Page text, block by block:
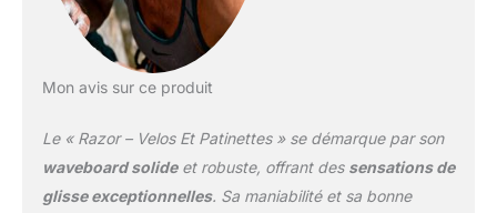
besoin de descendre et
planche à deux roues est
équipée de roues en
uréthane avec des
Mon avis sur ce produit
Le « Razor – Velos Et Patinettes » se démarque par son
waveboard solideet robuste, offrant des sensations de
glisse exceptionnelles. Sa maniabilité et sa bonne